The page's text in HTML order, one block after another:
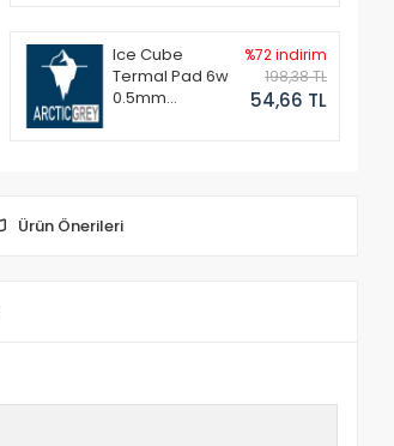
Ice Cube
Termal Pad 6w
0.5mm
%72 indirim
198,38 TL
54,66 TL
Ürün Önerileri